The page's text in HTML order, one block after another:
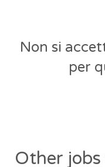
Non si
per
Other